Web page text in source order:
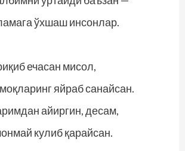
ўхшаш инсонлар.
ечасан мисол,
яйраб санайсан.
айиргин, десам,
кулиб қарайсан.